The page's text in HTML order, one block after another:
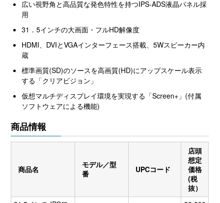
広い視野角と高品質な発色特性を持つIPS-ADS液晶パネル採
用
31．5インチの大画面・フルHD解像度
HDMI、DVIとVGAインターフェース搭載、5Wスピーカー内
蔵
標準画質(SD)のソースを高画質(HD)にアップスケール表示
する「クリアビジョン」
仮想マルチディスプレイ環境を実現する「Screen+」(付属
ソフトウェアによる機能)
商品情報
商品名
モデル／型
番
UPCコード
店頭
想定
価格
(税
抜）